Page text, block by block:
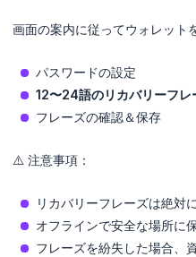
画面の案内に従ってウォレット
パスワードの設定
12〜24語のリカバリーフレ
フレーズの確認＆保存
⚠️ 注意事項：
リカバリーフレーズは絶対
オフラインで安全な場所に
フレーズを紛失した場合、